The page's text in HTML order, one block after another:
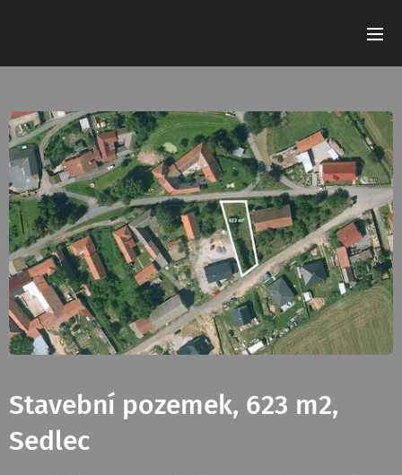
Stavební pozemek, 623 m2,
Sedlec